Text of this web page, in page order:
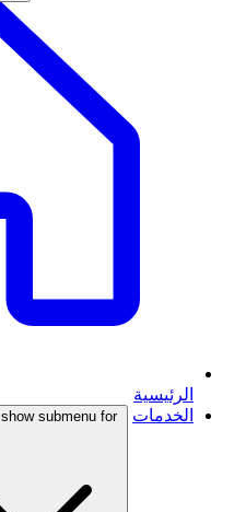
الرئيسية
الخدمات
show submenu for الخدمات